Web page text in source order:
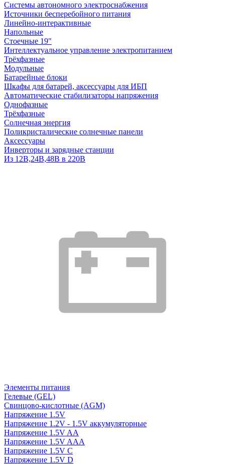
Системы автономного электроснабжения
Источники бесперебойного питания
Линейно-интерактивные
Напольные
Стоечные 19"
Интеллектуальное управление электропитанием
Трёхфазные
Модульные
Батарейные блоки
Шкафы для батарей, аксессуары для ИБП
Автоматические стабилизаторы напряжения
Однофазные
Трёхфазные
Солнечная энергия
Поликристалические солнечные панели
Аксессуары
Инверторы и зарядные станции
Из 12В,24В,48В в 220В
Элементы питания
Гелевые (GEL)
Свинцово-кислотные (AGM)
Напряжение 1.5V
Напряжение 1.2V - 1.5V аккумуляторные
Напряжение 1.5V AA
Напряжение 1.5V AAA
Напряжение 1.5V C
Напряжение 1.5V D